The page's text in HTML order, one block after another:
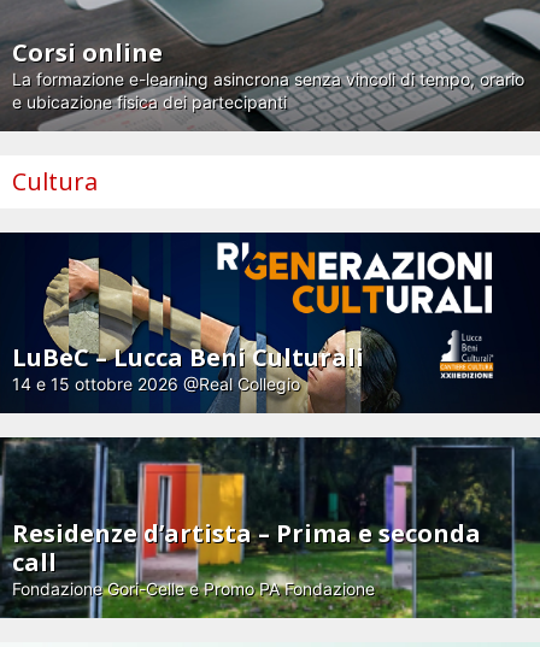
Corsi online
La formazione e-learning asincrona senza vincoli di tempo, orario
e ubicazione fisica dei partecipanti
Cultura
LuBeC – Lucca Beni Culturali
14 e 15 ottobre 2026 @Real Collegio
Residenze d’artista – Prima e seconda
call
Fondazione Gori-Celle e Promo PA Fondazione